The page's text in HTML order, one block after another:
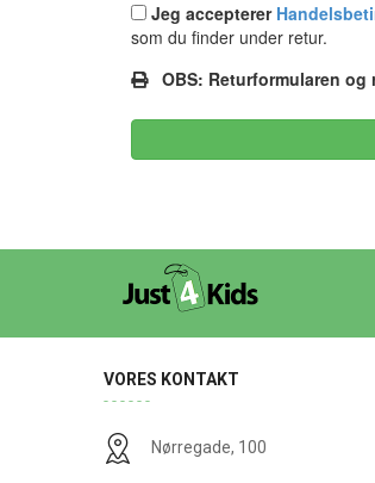
Jeg accepterer
som du finder under retur.
OBS: Returformularen og
VORES KONTAKT
Nørregade, 100